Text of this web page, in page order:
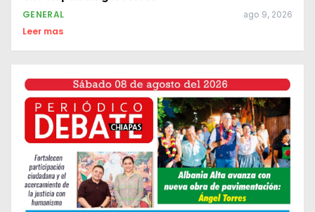
GENERAL ago 9, 2026
Leer mas